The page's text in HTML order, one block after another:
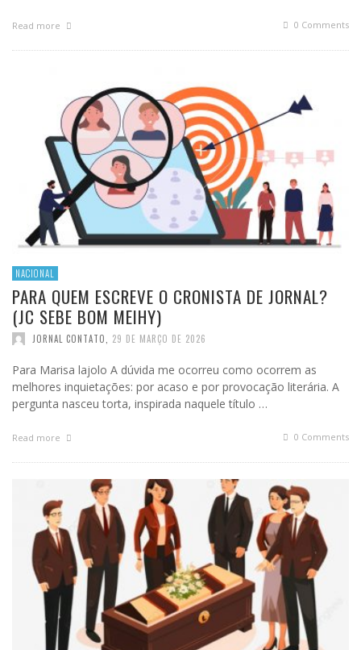
Read more 0 Comments
NACIONAL
PARA QUEM ESCREVE O CRONISTA DE JORNAL?
(JC SEBE BOM MEIHY)
JORNAL CONTATO, 29 DE MARÇO DE 2026
Para Marisa lajolo A dúvida me ocorreu como ocorrem as
melhores inquietações: por acaso e por provocação literária. A
pergunta nasceu torta, inspirada naquele título …
Read more 0 Comments